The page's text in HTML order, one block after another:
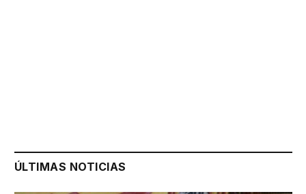
ÚLTIMAS NOTICIAS